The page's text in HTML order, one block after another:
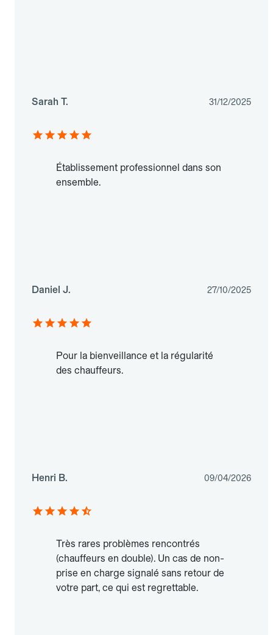
Sarah T. 31/12/2025
Établissement professionnel dans son
ensemble.
Daniel J. 27/10/2025
Pour la bienveillance et la régularité
des chauffeurs.
Henri B. 09/04/2026
Très rares problèmes rencontrés
(chauffeurs en double). Un cas de non-
prise en charge signalé sans retour de
votre part, ce qui est regrettable.